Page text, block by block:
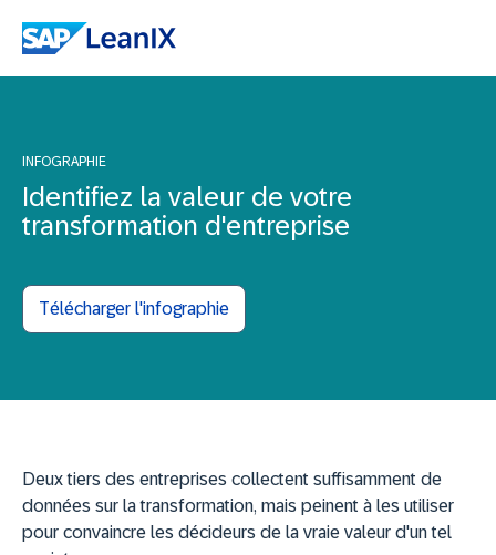
INFOGRAPHIE
Identifiez la valeur de votre
transformation d'entreprise
Télécharger l'infographie
Deux tiers des entreprises collectent suffisamment de
données sur la transformation, mais peinent à les utiliser
pour convaincre les décideurs de la vraie valeur d'un tel